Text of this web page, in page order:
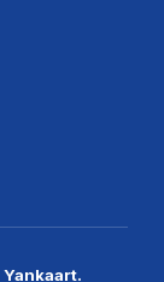
Yankaart.